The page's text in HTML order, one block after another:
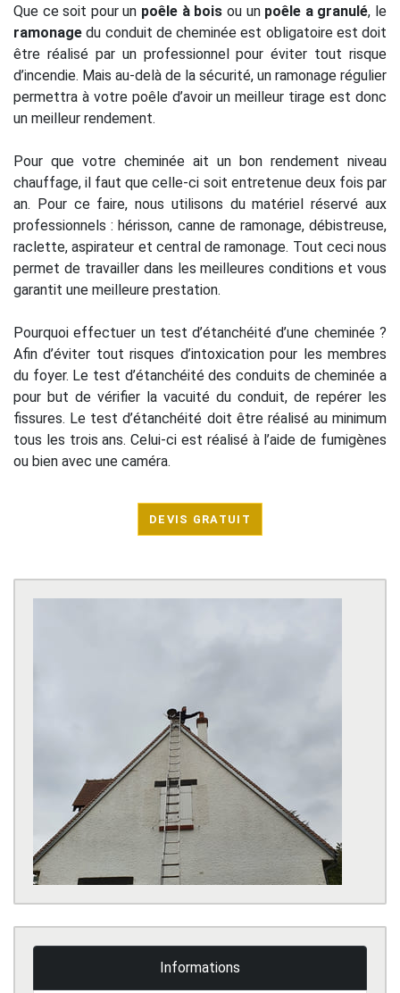
Que ce soit pour un poêle à bois ou un poêle a granulé, le
ramonage du conduit de cheminée est obligatoire est doit
être réalisé par un professionnel pour éviter tout risque
d’incendie. Mais au-delà de la sécurité, un ramonage régulier
permettra à votre poêle d’avoir un meilleur tirage est donc
un meilleur rendement.
Pour que votre cheminée ait un bon rendement niveau
chauffage, il faut que celle-ci soit entretenue deux fois par
an. Pour ce faire, nous utilisons du matériel réservé aux
professionnels : hérisson, canne de ramonage, débistreuse,
raclette, aspirateur et central de ramonage. Tout ceci nous
permet de travailler dans les meilleures conditions et vous
garantit une meilleure prestation.
Pourquoi effectuer un test d’étanchéité d’une cheminée ?
Afin d’éviter tout risques d’intoxication pour les membres
du foyer. Le test d’étanchéité des conduits de cheminée a
pour but de vérifier la vacuité du conduit, de repérer les
fissures. Le test d’étanchéité doit être réalisé au minimum
tous les trois ans. Celui-ci est réalisé à l’aide de fumigènes
ou bien avec une caméra.
DEVIS GRATUIT
Informations